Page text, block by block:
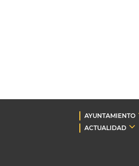
AYUNTAMIENTO
ACTUALIDAD